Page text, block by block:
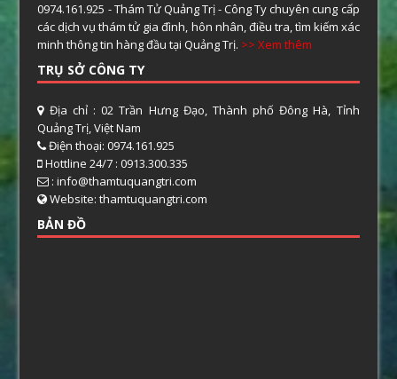
0974.161.925 - Thám Tử Quảng Trị - Công Ty chuyên cung cấp
các dịch vụ thám tử gia đình, hôn nhân, điều tra, tìm kiếm xác
minh thông tin hàng đầu tại Quảng Trị. >> Xem thêm
TRỤ SỞ CÔNG TY
Địa chỉ : 02 Trần Hưng Đạo, Thành phố Đông Hà, Tỉnh
Quảng Trị, Việt Nam
Điện thoại: 0974.161.925
Hottline 24/7 : 0913.300.335
: info@thamtuquangtri.com
Website: thamtuquangtri.com
BẢN ĐỒ